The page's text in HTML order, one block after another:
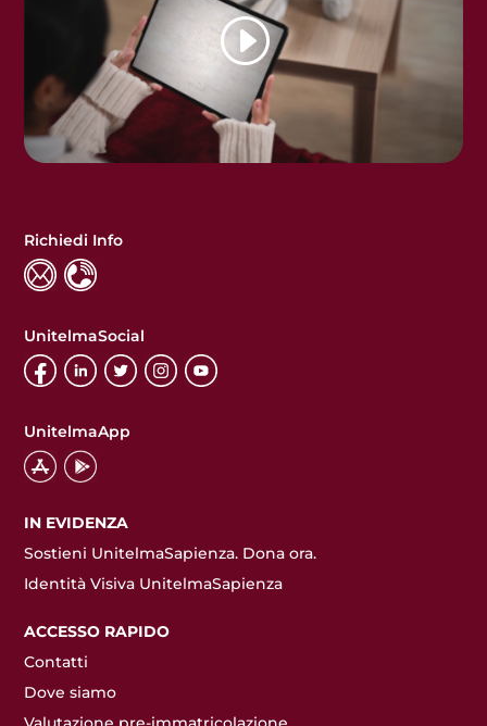
Richiedi Info
UnitelmaSocial
UnitelmaApp
IN EVIDENZA
Sostieni UnitelmaSapienza. Dona ora.
Identità Visiva UnitelmaSapienza
ACCESSO RAPIDO
Contatti
Dove siamo